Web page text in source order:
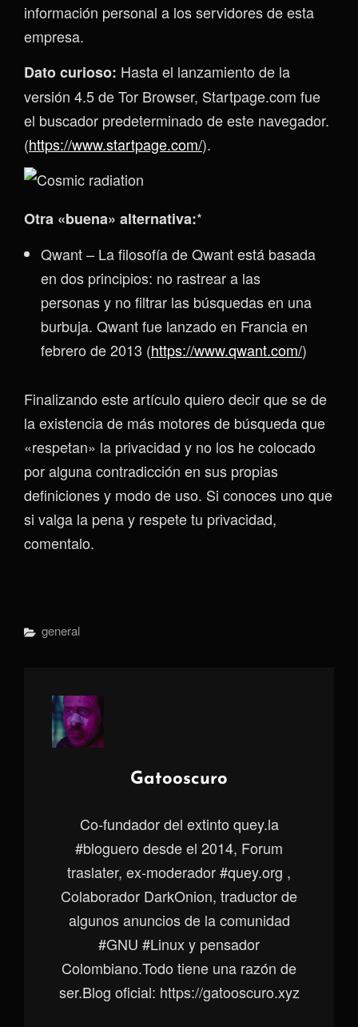
información personal a los servidores de esta
empresa.
Dato curioso: Hasta el lanzamiento de la
versión 4.5 de Tor Browser, Startpage.com fue
el buscador predeterminado de este navegador.
(https://www.startpage.com/).
Otra «buena» alternativa:*
Qwant – La filosofía de Qwant está basada
en dos principios: no rastrear a las
personas y no filtrar las búsquedas en una
burbuja. Qwant fue lanzado en Francia en
febrero de 2013 (https://www.qwant.com/)
Finalizando este artículo quiero decir que se de
la existencia de más motores de búsqueda que
«respetan» la privacidad y no los he colocado
por alguna contradicción en sus propias
definiciones y modo de uso. Si conoces uno que
si valga la pena y respete tu privacidad,
comentalo.
Categorías
General
Autor:
Gatooscuro
Co-fundador del extinto quey.la
#bloguero desde el 2014, Forum
traslater, ex-moderador #quey.org ,
Colaborador DarkOnion, traductor de
algunos anuncios de la comunidad
#GNU #Linux y pensador
Colombiano.Todo tiene una razón de
ser.Blog oficial: https://gatooscuro.xyz